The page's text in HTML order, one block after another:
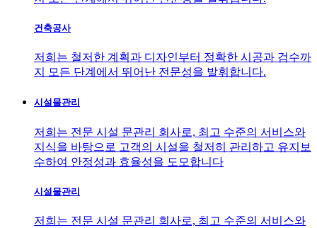
건축공사
저희는 철저한 계획과 디자인부터 정확한 시공과 검수까
지 모든 단계에서 뛰어난 전문성을 발휘합니다.
시설물관리
저희는 전문 시설 문관리 회사로, 최고 수준의 서비스와
지식을 바탕으로 고객의 시설을 철저히 관리하고 유지보
수하여 안정성과 효율성을 도모합니다
시설물관리
저희는 전문 시설 문관리 회사로, 최고 수준의 서비스와